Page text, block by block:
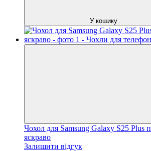
У кошику
Чохол для Samsung Galaxy S25 Plus
яскраво
Залишити відгук